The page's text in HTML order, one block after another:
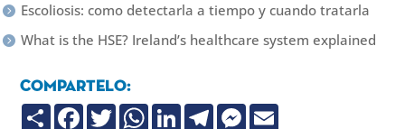
Escoliosis: como detectarla a tiempo y cuando tratarla
What is the HSE? Ireland’s healthcare system explained
Compartelo:
C
o
F
a
T
w
W
h
L
i
T
e
M
e